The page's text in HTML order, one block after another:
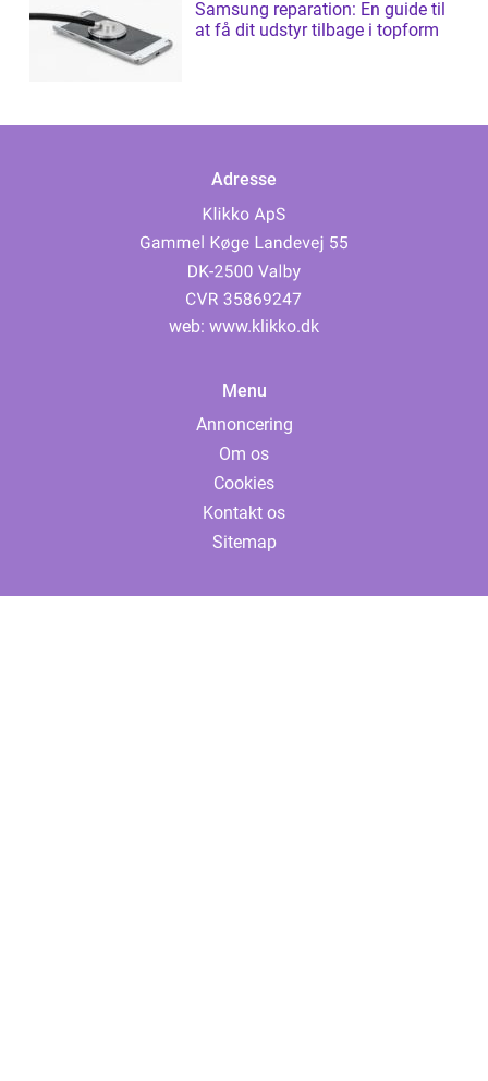
Samsung reparation: En guide til
at få dit udstyr tilbage i topform
Adresse
web: www.klikko.dk
Menu
Annoncering
Om os
Cookies
Kontakt os
Sitemap